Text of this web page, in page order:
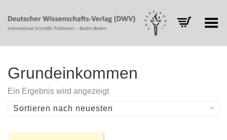
Toggle Menu
Grundeinkommen
Ein Ergebnis wird angezeigt
Sortieren nach neuesten